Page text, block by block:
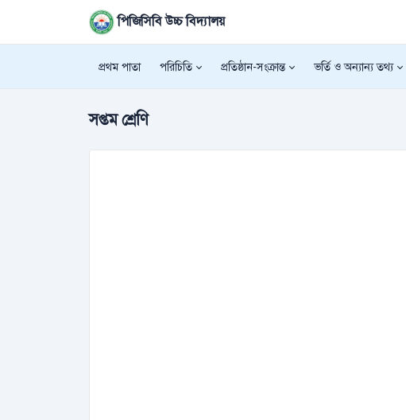
পিজিসিবি উচ্চ বিদ্যালয়
প্রথম পাতা পরিচিতি প্রতিষ্ঠান-সংক্রান্ত ভর্তি ও অন্যান্য তথ্য
সপ্তম শ্রেণি